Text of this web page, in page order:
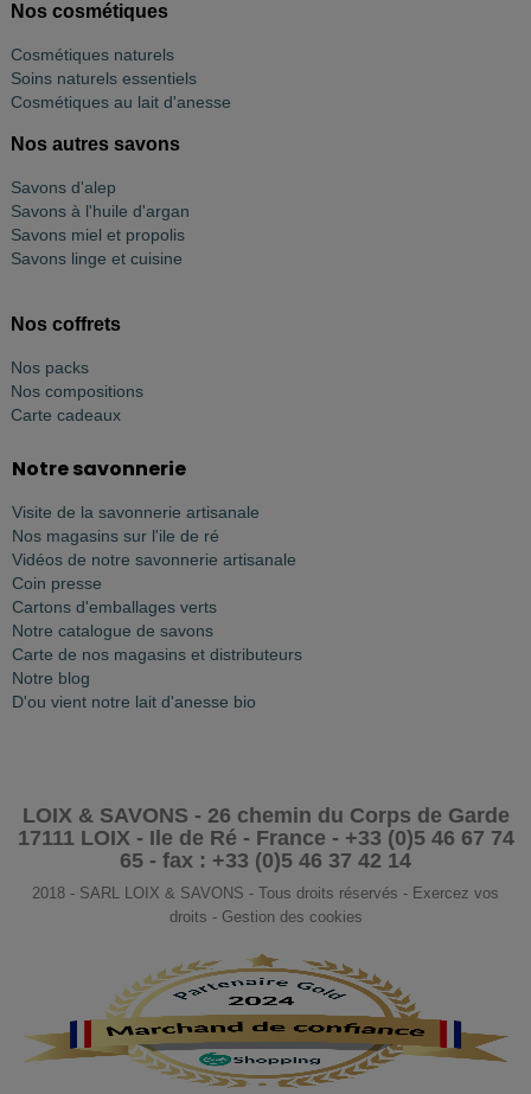
Nos cosmétiques
Cosmétiques naturels
Soins naturels essentiels
Cosmétiques au lait d'anesse
Nos autres savons
Savons d'alep
Savons à l'huile d'argan
Savons miel et propolis
Savons linge et cuisine
Nos coffrets
Nos packs
Nos compositions
Carte cadeaux
Notre savonnerie
Visite de la savonnerie artisanale
Nos magasins sur l'ile de ré
Vidéos de notre savonnerie artisanale
Coin presse
Cartons d'emballages verts
Notre catalogue de savons
Carte de nos magasins et distributeurs
Notre blog
D'ou vient notre lait d'anesse bio
LOIX & SAVONS - 26 chemin du Corps de Garde
17111 LOIX - Ile de Ré - France - +33 (0)5 46 67 74
65 - fax : +33 (0)5 46 37 42 14
2018 - SARL LOIX & SAVONS - Tous droits réservés - Exercez vos
droits - Gestion des cookies